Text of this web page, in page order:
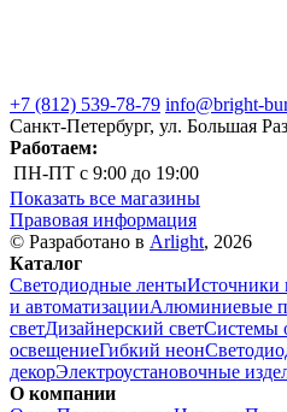
+7 (812) 539-78-79 info@bright-
Санкт-Петербург, ул. Большая
Работаем:
ПН-ПТ с 9:00 до 19:00
Показать все магазины
Правовая информация
© Разработано в Arlight, 2026
Каталог
Светодиодные лентыИсточники
и автоматизацииАлюминиевые
светДизайнерский светСистемы
освещениеГибкий неон
декорЭлектроустановочные
О компании